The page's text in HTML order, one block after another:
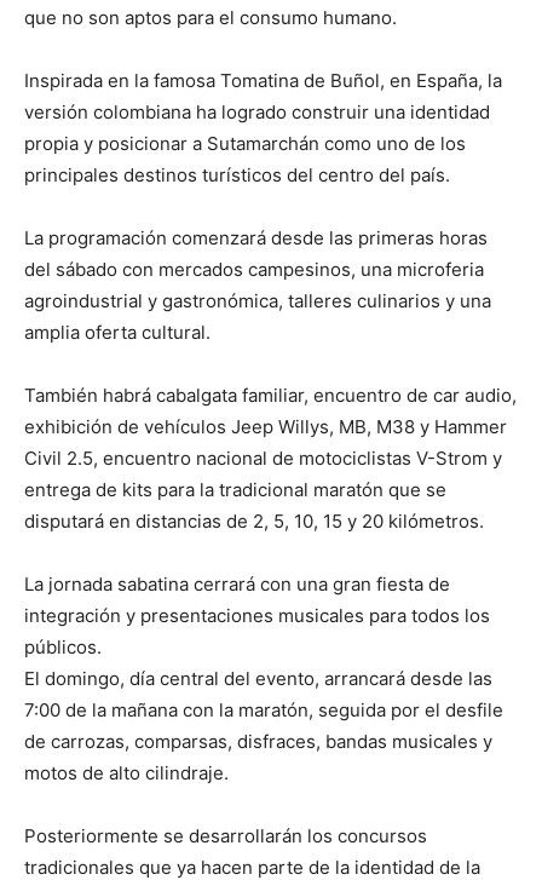
que no son aptos para el consumo humano.
Inspirada en la famosa Tomatina de Buñol, en España, la
versión colombiana ha logrado construir una identidad
propia y posicionar a Sutamarchán como uno de los
principales destinos turísticos del centro del país.
La programación comenzará desde las primeras horas
del sábado con mercados campesinos, una microferia
agroindustrial y gastronómica, talleres culinarios y una
amplia oferta cultural.
También habrá cabalgata familiar, encuentro de car audio,
exhibición de vehículos Jeep Willys, MB, M38 y Hammer
Civil 2.5, encuentro nacional de motociclistas V-Strom y
entrega de kits para la tradicional maratón que se
disputará en distancias de 2, 5, 10, 15 y 20 kilómetros.
La jornada sabatina cerrará con una gran fiesta de
integración y presentaciones musicales para todos los
públicos.
El domingo, día central del evento, arrancará desde las
7:00 de la mañana con la maratón, seguida por el desfile
de carrozas, comparsas, disfraces, bandas musicales y
motos de alto cilindraje.
Posteriormente se desarrollarán los concursos
tradicionales que ya hacen parte de la identidad de la